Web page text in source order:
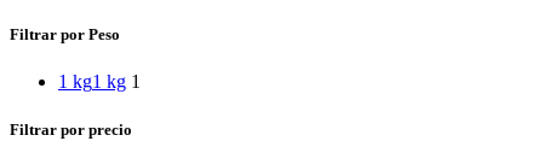
Filtrar por Peso
1 kg1 kg 1
Filtrar por precio